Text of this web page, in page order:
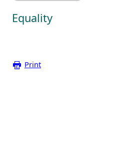
Equality
Print